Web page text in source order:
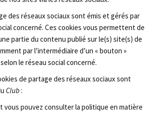
des réseaux sociaux sont émis et gérés par
concerné. Ces cookies vous permettent de
partie du contenu publié sur le(s) site(s) de
par l’intermédiaire d’un « bouton »
le réseau social concerné.
de partage des réseaux sociaux sont
Club:
vous pouvez consulter la politique en matière